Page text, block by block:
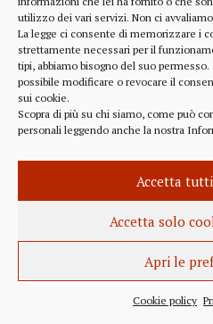
utilizzo dei vari servizi. Non ci
La legge ci consente di memorizzare i
strettamente necessari per il
tipi, abbiamo bisogno del suo
possibile modificare o revocare il
sui cookie.
Scopra di più su chi siamo, come può
personali leggendo anche la nostra
Accetta
Accetta solo
Apri le
Cookie policy
(https://
relations/larry-fink-
chiaramente che...
INFORMAZIONE 27 APRILE
Istanza per
dell’obbligo
Italiano e alla
Europea per l’abrogazione